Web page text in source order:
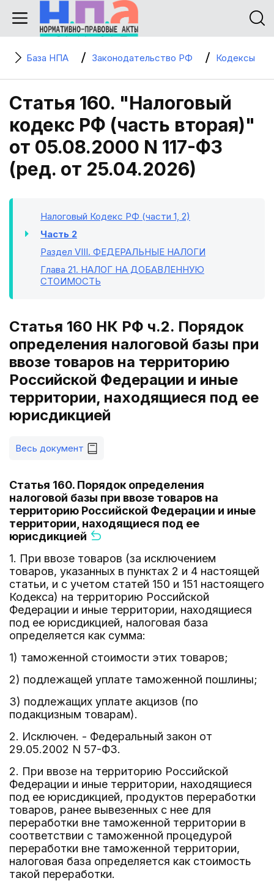
База НПА Законодательство РФ Кодексы
Статья 160. "Налоговый
кодекс РФ (часть вторая)"
от 05.08.2000 N 117-ФЗ
(ред. от 25.04.2026)
Налоговый Кодекс РФ (части 1, 2)
Часть 2
Раздел VIII. ФЕДЕРАЛЬНЫЕ НАЛОГИ
Глава 21. НАЛОГ НА ДОБАВЛЕННУЮ
СТОИМОСТЬ
Статья 160 НК РФ ч.2. Порядок
определения налоговой базы при
ввозе товаров на территорию
Российской Федерации и иные
территории, находящиеся под ее
юрисдикцией
Весь документ
Статья 160. Порядок определения
налоговой базы при ввозе товаров на
территорию Российской Федерации и иные
территории, находящиеся под ее
юрисдикцией
1. При ввозе товаров (за исключением
товаров, указанных в пунктах 2 и 4 настоящей
статьи, и с учетом статей 150 и 151 настоящего
Кодекса) на территорию Российской
Федерации и иные территории, находящиеся
под ее юрисдикцией, налоговая база
определяется как сумма:
1) таможенной стоимости этих товаров;
2) подлежащей уплате таможенной пошлины;
3) подлежащих уплате акцизов (по
подакцизным товарам).
2. Исключен. - Федеральный закон от
29.05.2002 N 57-ФЗ.
2. При ввозе на территорию Российской
Федерации и иные территории, находящиеся
под ее юрисдикцией, продуктов переработки
товаров, ранее вывезенных с нее для
переработки вне таможенной территории в
соответствии с таможенной процедурой
переработки вне таможенной территории,
налоговая база определяется как стоимость
такой переработки.